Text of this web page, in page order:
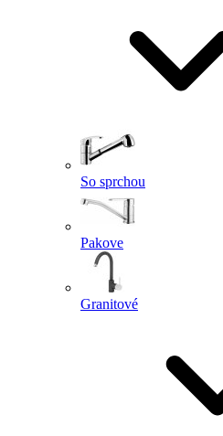
So sprchou
Pakove
Granitové